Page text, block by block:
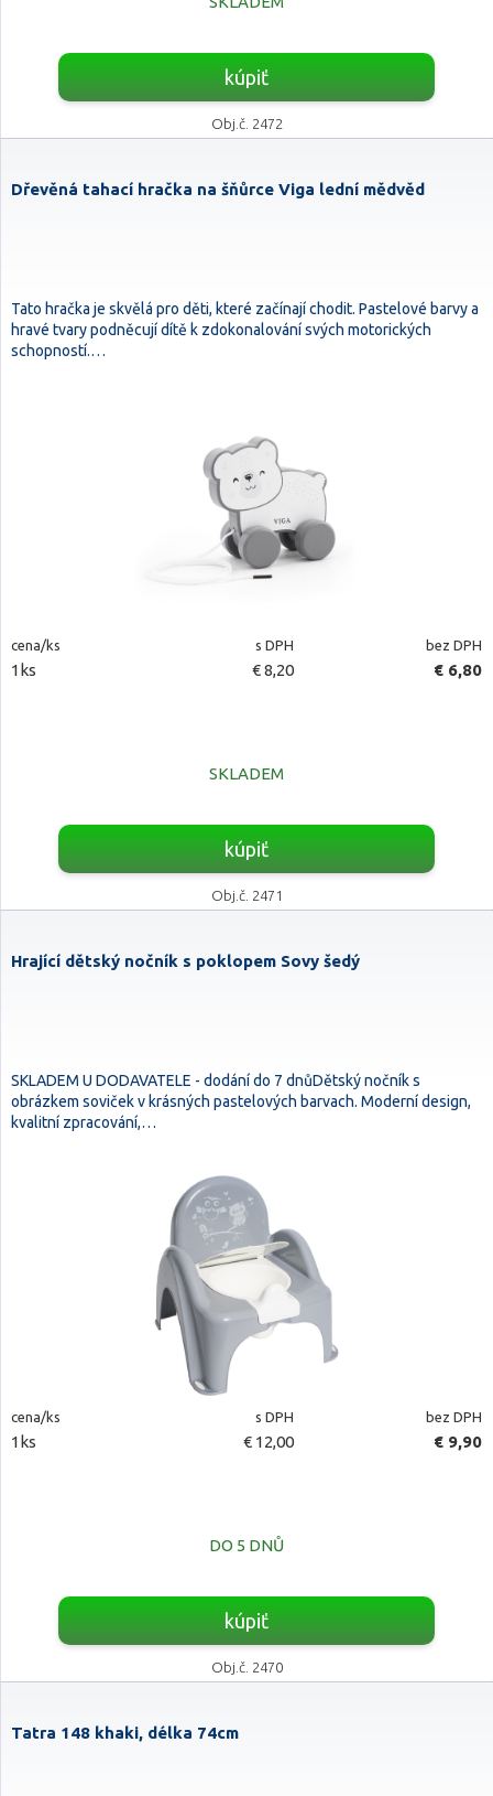
kúpiť
Obj.č. 2472
Dřevěná tahací hračka na šňůrce Viga lední mědvěd
Tato hračka je skvělá pro děti, které začínají chodit. Pastelové barvy a
hravé tvary podněcují dítě k zdokonalování svých motorických
schopností.…
cena/ks s DPH bez DPH
1ks € 8,20 € 6,80
SKLADEM
kúpiť
Obj.č. 2471
Hrající dětský nočník s poklopem Sovy šedý
SKLADEM U DODAVATELE - dodání do 7 dnůDětský nočník s
obrázkem soviček v krásných pastelových barvach. Moderní design,
kvalitní zpracování,…
cena/ks s DPH bez DPH
1ks € 12,00 € 9,90
DO 5 DNŮ
kúpiť
Obj.č. 2470
Tatra 148 khaki, délka 74cm